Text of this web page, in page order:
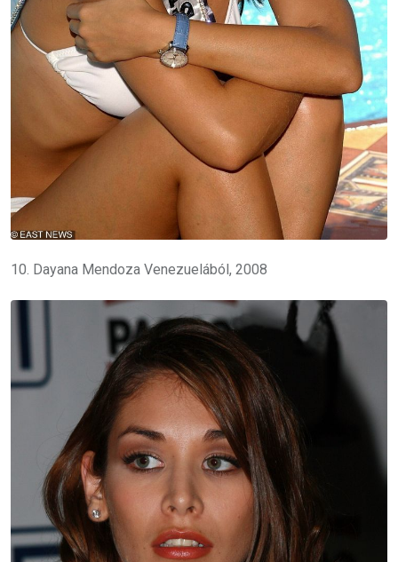
10. Dayana Mendoza Venezuelából, 2008